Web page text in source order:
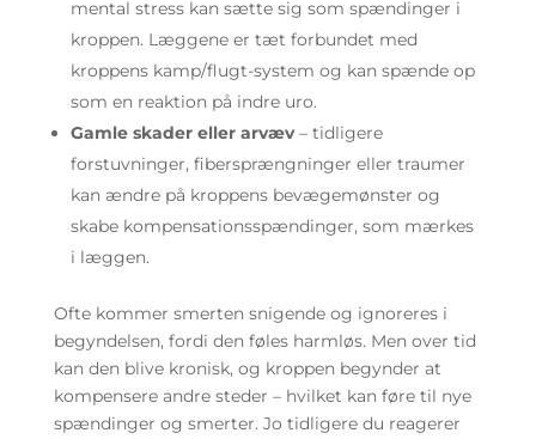
mental stress kan sætte sig som spændinger i
kroppen. Læggene er tæt forbundet med
kroppens kamp/flugt-system og kan spænde op
som en reaktion på indre uro.
Gamle skader eller arvæv– tidligere
forstuvninger, fibersprængninger eller traumer
kan ændre på kroppens bevægemønster og
skabe kompensationsspændinger, som mærkes
i læggen.
Ofte kommer smerten snigende og ignoreres i
begyndelsen, fordi den føles harmløs. Men over tid
kan den blive kronisk, og kroppen begynder at
kompensere andre steder – hvilket kan føre til nye
spændinger og smerter. Jo tidligere du reagerer